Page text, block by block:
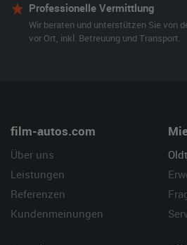
Professionelle Vermittlung
Wir beraten und unterstützen Sie von
vor Ort, inkl. Betreuung und Transport.
film-autos.com
Über uns
Leistungen
Referenzen
Kundenmeinungen